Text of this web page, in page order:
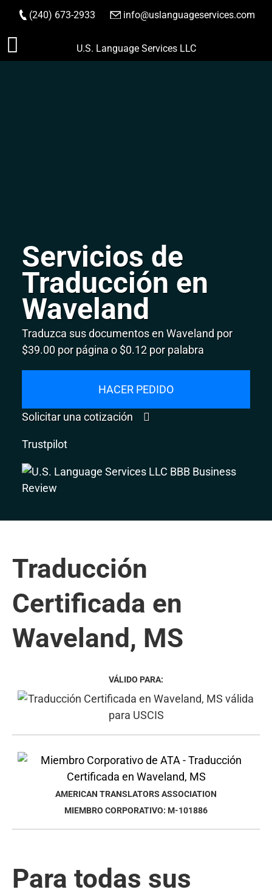
Saltar
(240) 673-2933 info@uslanguageservices.com
HACER PEDIDO
U.S. Language Services LLC
Servicios de
Traducción en
Waveland
Traduzca sus documentos en Waveland por
$39.00 por página o $0.12 por palabra
HACER PEDIDO
Solicitar una cotización
Trustpilot
Traducción
Certificada en
Waveland, MS
VÁLIDO PARA:
AMERICAN TRANSLATORS ASSOCIATION
MIEMBRO CORPORATIVO: M-101886
Para todas sus